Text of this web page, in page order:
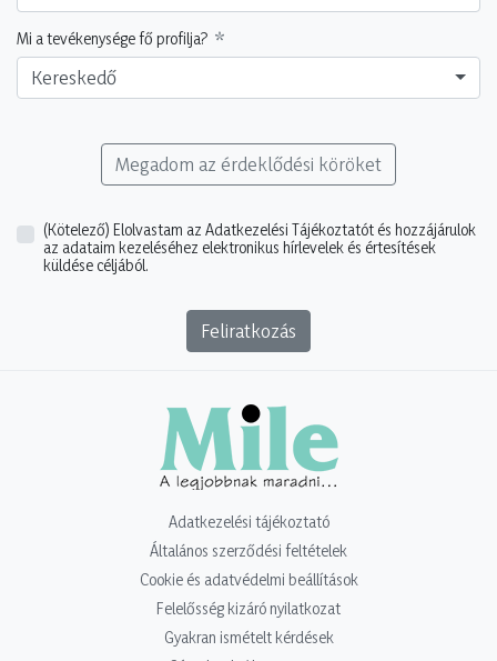
Mi a tevékenysége fő profilja?
Kereskedő
Megadom az érdeklődési köröket
(Kötelező) Elolvastam az Adatkezelési Tájékoztatót és hozzájárulok
az adataim kezeléséhez elektronikus hírlevelek és értesítések
küldése céljából.
Feliratkozás
Adatkezelési tájékoztató
Általános szerződési feltételek
Cookie és adatvédelmi beállítások
Felelősség kizáró nyilatkozat
Gyakran ismételt kérdések